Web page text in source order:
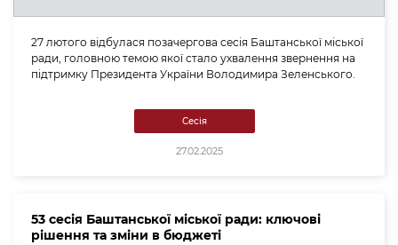
27 лютого відбулася позачергова сесія Баштанської міської
ради, головною темою якої стало ухвалення звернення на
підтримку Президента України Володимира Зеленського.
Сесія
27.02.2025
53 сесія Баштанської міської ради: ключові
рішення та зміни в бюджеті